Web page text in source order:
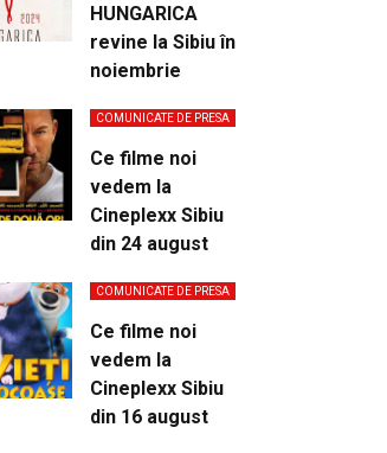
HUNGARICA
revine la Sibiu în
noiembrie
COMUNICATE DE PRESA
Ce filme noi
vedem la
Cineplexx Sibiu
din 24 august
COMUNICATE DE PRESA
Ce filme noi
vedem la
Cineplexx Sibiu
din 16 august